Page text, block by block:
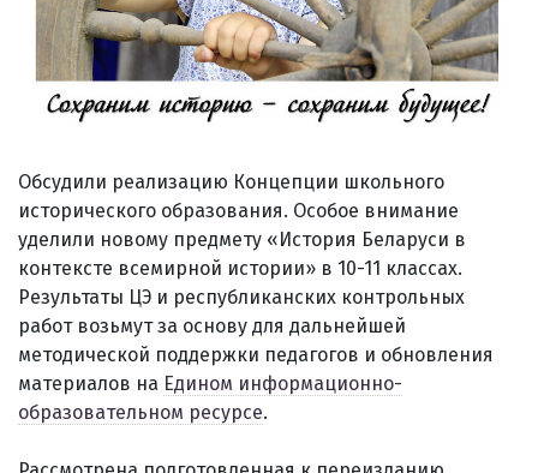
Обсудили реализацию Концепции школьного
исторического образования. Особое внимание
уделили новому предмету «История Беларуси в
контексте всемирной истории» в 10-11 классах.
Результаты ЦЭ и республиканских контрольных
работ возьмут за основу для дальнейшей
методической поддержки педагогов и обновления
материалов на Едином информационно-
образовательном ресурсе.